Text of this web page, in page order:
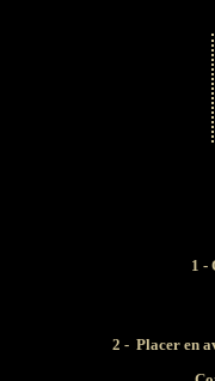
1 -
2 - Placer en